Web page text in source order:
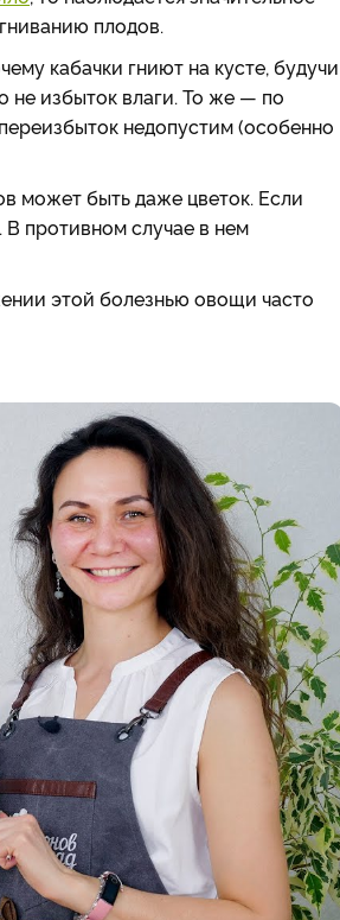
плодов.
кабачки гниют на кусте, будучи
не избыток влаги. То же — по
недопустим (особенно
может быть даже цветок. Если
В противном случае в нем
этой болезнью овощи часто